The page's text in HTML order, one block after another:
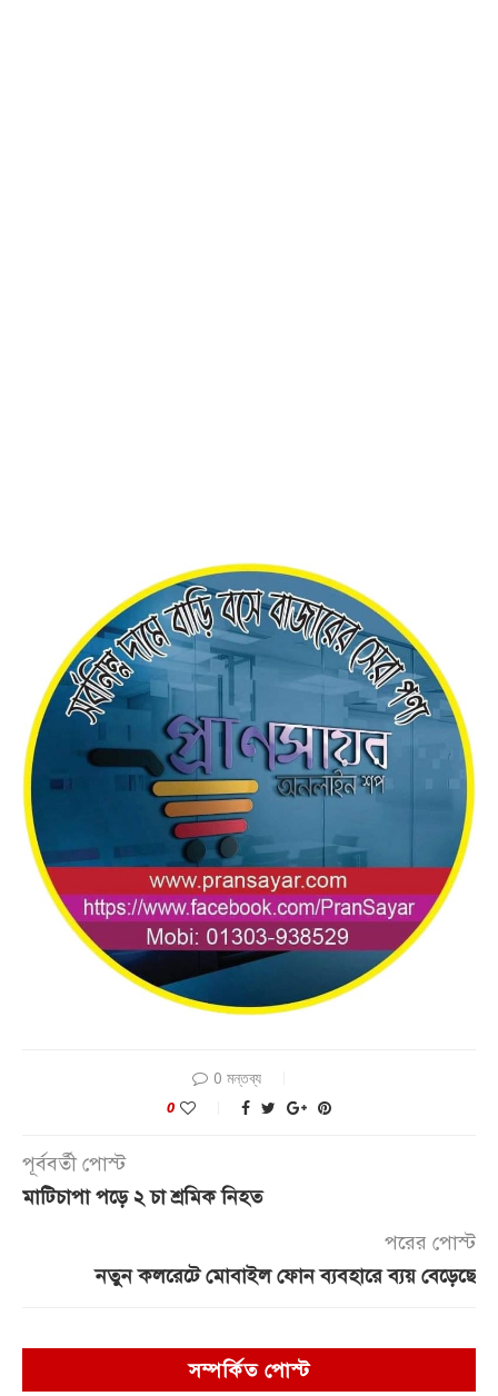
0 মন্তব্য
0
পূর্ববর্তী পোস্ট
মাটিচাপা পড়ে ২ চা শ্রমিক নিহত
পরের পোস্ট
নতুন কলরেটে মোবাইল ফোন ব্যবহারে ব্যয় বেড়েছে
সম্পর্কিত পোস্ট